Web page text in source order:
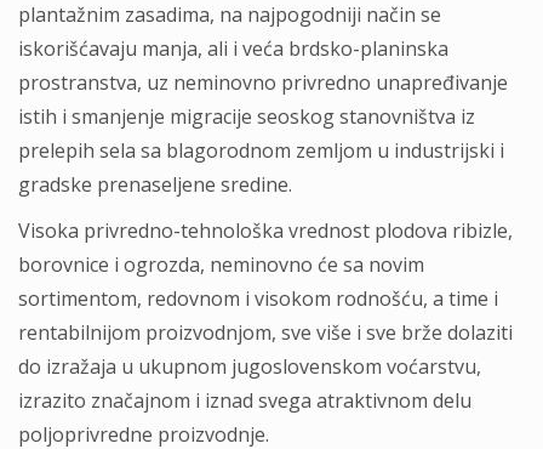
plantažnim zasadima, na najpogodniji način se
iskorišćavaju manja, ali i veća brdsko-planinska
prostranstva, uz neminovno privredno unapređivanje
istih i smanjenje migracije seoskog stanovništva iz
prelepih sela sa blagorodnom zemljom u industrijski i
gradske prenaseljene sredine.
Visoka privredno-tehnološka vrednost plodova ribizle,
borovnice i ogrozda, neminovno će sa novim
sortimentom, redovnom i visokom rodnošću, a time i
rentabilnijom proizvodnjom, sve više i sve brže dolaziti
do izražaja u ukupnom jugoslovenskom voćarstvu,
izrazito značajnom i iznad svega atraktivnom delu
poljoprivredne proizvodnje.